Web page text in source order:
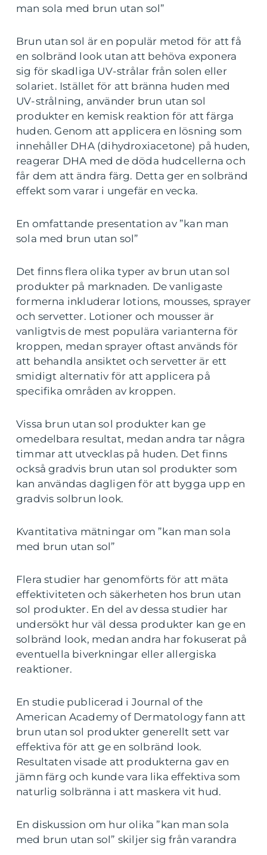
man sola med brun utan sol”
Brun utan sol är en populär metod för att få
en solbränd look utan att behöva exponera
sig för skadliga UV-strålar från solen eller
solariet. Istället för att bränna huden med
UV-strålning, använder brun utan sol
produkter en kemisk reaktion för att färga
huden. Genom att applicera en lösning som
innehåller DHA (dihydroxiacetone) på huden,
reagerar DHA med de döda hudcellerna och
får dem att ändra färg. Detta ger en solbränd
effekt som varar i ungefär en vecka.
En omfattande presentation av ”kan man
sola med brun utan sol”
Det finns flera olika typer av brun utan sol
produkter på marknaden. De vanligaste
formerna inkluderar lotions, mousses, sprayer
och servetter. Lotioner och mousser är
vanligtvis de mest populära varianterna för
kroppen, medan sprayer oftast används för
att behandla ansiktet och servetter är ett
smidigt alternativ för att applicera på
specifika områden av kroppen.
Vissa brun utan sol produkter kan ge
omedelbara resultat, medan andra tar några
timmar att utvecklas på huden. Det finns
också gradvis brun utan sol produkter som
kan användas dagligen för att bygga upp en
gradvis solbrun look.
Kvantitativa mätningar om ”kan man sola
med brun utan sol”
Flera studier har genomförts för att mäta
effektiviteten och säkerheten hos brun utan
sol produkter. En del av dessa studier har
undersökt hur väl dessa produkter kan ge en
solbränd look, medan andra har fokuserat på
eventuella biverkningar eller allergiska
reaktioner.
En studie publicerad i Journal of the
American Academy of Dermatology fann att
brun utan sol produkter generellt sett var
effektiva för att ge en solbränd look.
Resultaten visade att produkterna gav en
jämn färg och kunde vara lika effektiva som
naturlig solbränna i att maskera vit hud.
En diskussion om hur olika ”kan man sola
med brun utan sol” skiljer sig från varandra